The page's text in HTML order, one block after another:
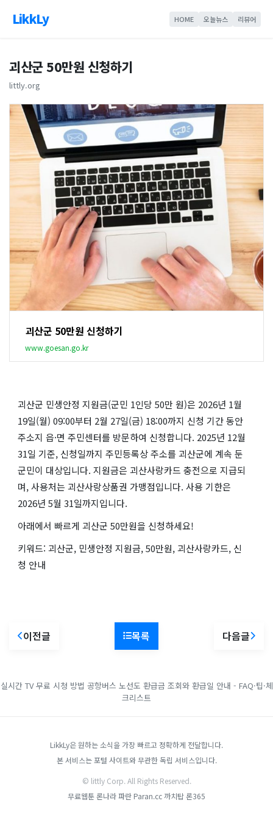
LikkLy HOME 오늘뉴스 리뷰어
괴산군 50만원 신청하기
littly.org
괴산군 50만원 신청하기
www.goesan.go.kr
괴산군 민생안정 지원금(군민 1인당 50만 원)은 2026년 1월
19일(월) 09:00부터 2월 27일(금) 18:00까지 신청 기간 동안
주소지 읍·면 주민센터를 방문하여 신청합니다. 2025년 12월
31일 기준, 신청일까지 주민등록상 주소를 괴산군에 계속 둔
군민이 대상입니다. 지원금은 괴산사랑카드 충전으로 지급되
며, 사용처는 괴산사랑상품권 가맹점입니다. 사용 기한은
2026년 5월 31일까지입니다.
아래에서 빠르게 괴산군 50만원을 신청하세요!
키워드: 괴산군, 민생안정 지원금, 50만원, 괴산사랑카드, 신
청 안내
이전글 목록 다음글
실시간 TV 무료 시청 방법 공항버스 노선도 환급금 조회와 환급일 안내 - FAQ·팁·체
크리스트
LikkLy은 원하는 소식을 가장 빠르고 정확하게 전달합니다.
본 서비스는 포털 사이트와 무관한 독립 서비스입니다.
© littly Corp. All Rights Reserved.
무료웹툰론나라파란 Paran.cc 까치탑론365